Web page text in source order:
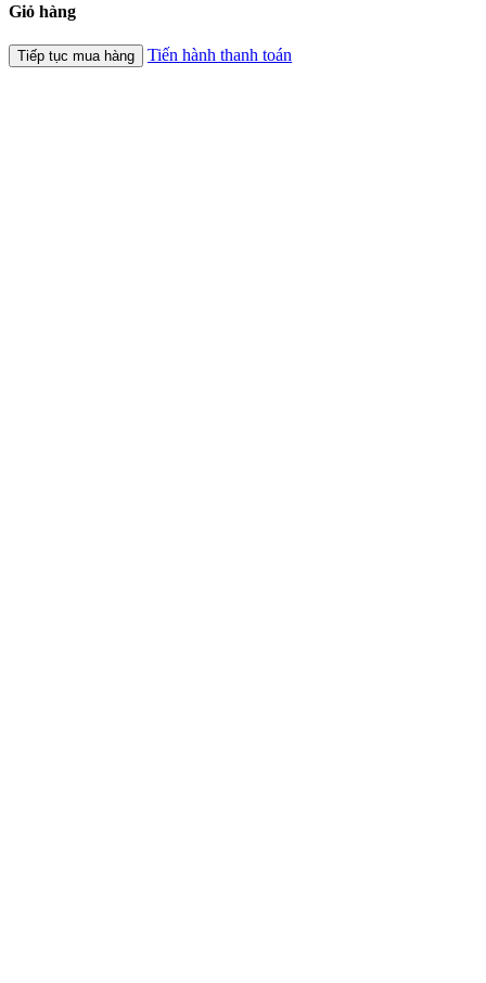
Giỏ hàng
Tiếp tục mua hàng Tiến hành thanh toán